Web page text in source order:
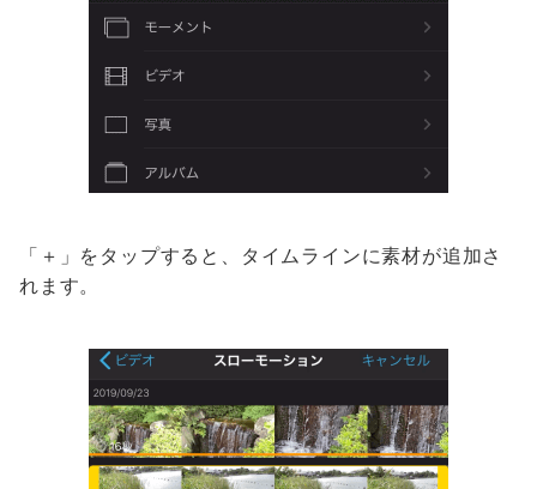
「＋」をタップすると、タイムラインに素材が追加さ
れます。